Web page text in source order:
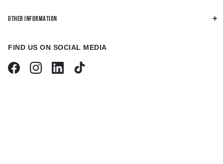
OTHER INFORMATION
FIND US ON SOCIAL MEDIA